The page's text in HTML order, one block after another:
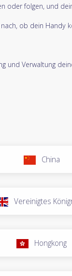
oder folgen, und
nach, ob dein Handy
und Verwaltung
China
Vereinigtes
Hongkong